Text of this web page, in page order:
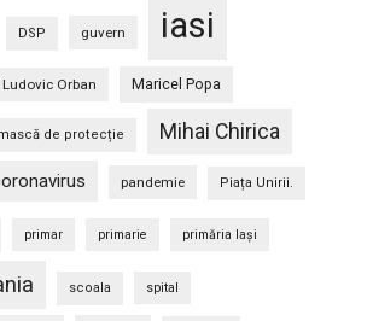
DSP guvern iasi
Ludovic Orban Maricel Popa
de protecție Mihai Chirica
pandemie Piața Unirii.
primar primarie primăria Iași
scoala spital